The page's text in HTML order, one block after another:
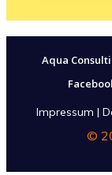
Aqua
Impressum |
©